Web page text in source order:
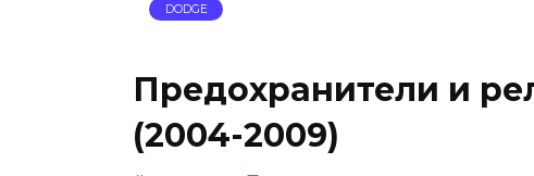
DODGE
Предохранители и
(2004-2009)